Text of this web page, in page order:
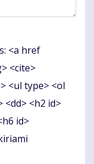
<a href
<cite>
<ul type> <ol
<dd> <h2 id>
id>